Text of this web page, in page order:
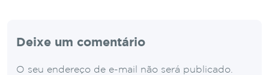
Deixe um comentário
O seu endereço de e-mail não será publicado.